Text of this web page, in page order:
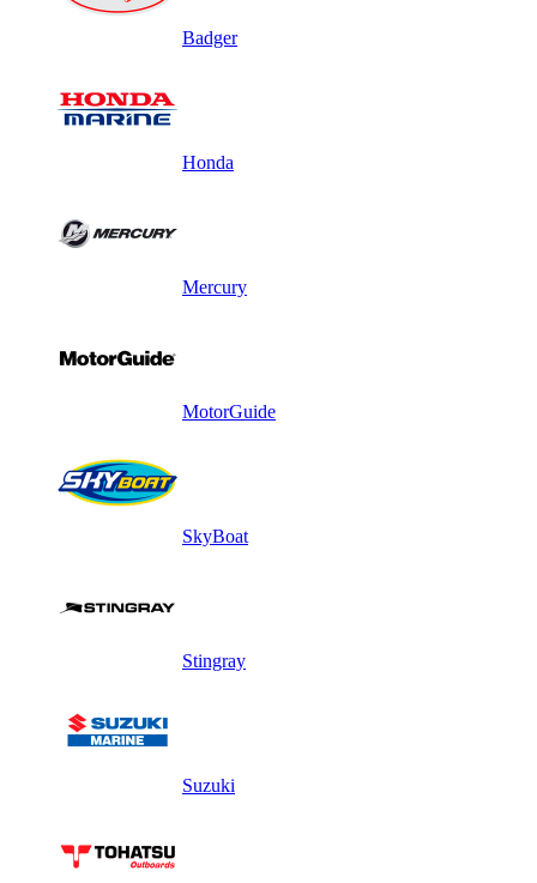
Badger
Honda
Mercury
MotorGuide
SkyBoat
Stingray
Suzuki